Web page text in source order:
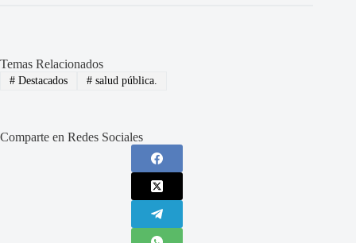
Temas Relacionados
#Destacados #salud pública.
Comparte en Redes Sociales